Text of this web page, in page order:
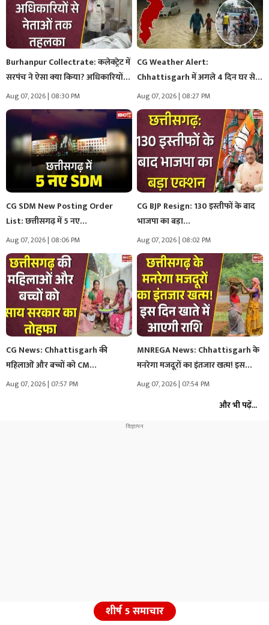
Burhanpur Collectrate: कलेक्ट्रेट में
सरपंच ने ऐसा क्या किया? अधिकारियों…
Aug 07, 2026 | 08:30 PM
CG Weather Alert:
Chhattisgarh में अगले 4 दिन घर से…
Aug 07, 2026 | 08:27 PM
CG SDM New Posting Order
List: छत्तीसगढ़ में 5 नए…
Aug 07, 2026 | 08:06 PM
CG BJP Resign: 130 इस्तीफों के बाद
भाजपा का बड़ा…
Aug 07, 2026 | 08:02 PM
CG News: Chhattisgarh की
महिलाओं और बच्चों को CM
Vishnudeo…
Aug 07, 2026 | 07:57 PM
MNREGA News: Chhattisgarh के
मनरेगा मजदूरों का इंतजार खत्म! इस…
Aug 07, 2026 | 07:54 PM
और भी पढ़ें...
शीर्ष 5 समाचार